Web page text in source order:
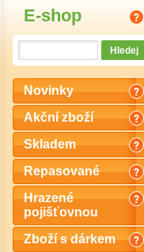
E-shop
Novinky
Akční zboží
Skladem
Repasované
Hrazené
pojišťovnou
Zboží s dárkem